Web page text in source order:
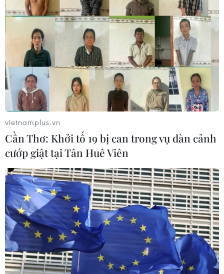
giản giúp phát hiện sớm ung thư
05/08/2026 03:42
Thái Lan phát hiện hóa thạch khủng
long ăn thịt hơn 130 triệu năm tuổi
05/08/2026 00:00
WHO ghi nhận tín hiệu tích cực từ
thử nghiệm điều trị Ebola tại Congo
04/08/2026 22:42
Đến năm 2030, Việt Nam làm chủ tối
thiểu 10 công nghệ lõi
04/08/2026 15:34
vietnamplus.vn
Cần Thơ: Khởi tố 19 bị can trong vụ dàn cảnh
cướp giật tại Tân Huê Viên